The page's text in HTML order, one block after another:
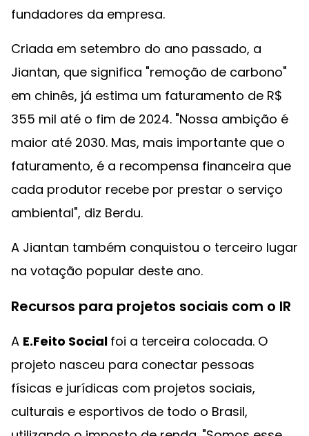
fundadores da empresa.
Criada em setembro do ano passado, a
Jiantan, que significa "remoção de carbono"
em chinês, já estima um faturamento de R$
355 mil até o fim de 2024. "Nossa ambição é
maior até 2030. Mas, mais importante que o
faturamento, é a recompensa financeira que
cada produtor recebe por prestar o serviço
ambiental", diz Berdu.
A Jiantan também conquistou o terceiro lugar
na votação popular deste ano.
Recursos para projetos sociais com o IR
A E.Feito Social foi a terceira colocada. O
projeto nasceu para conectar pessoas
físicas e jurídicas com projetos sociais,
culturais e esportivos de todo o Brasil,